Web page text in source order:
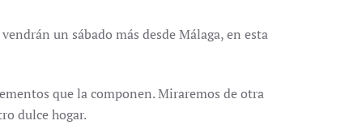
vendrán un sábado más desde Málaga, en esta
que la componen. Miraremos de otra
dulce hogar.